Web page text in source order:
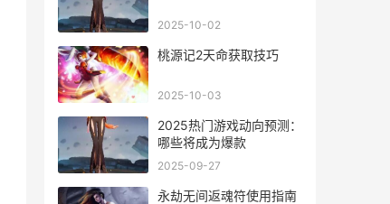
2025-10-02
桃源记2天命获取技巧
2025-10-03
2025热门游戏动向预测：
哪些将成为爆款
2025-09-27
永劫无间返魂符使用指南